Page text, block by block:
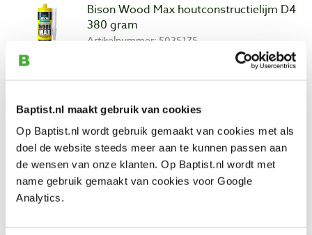
Baptist.nl maakt gebruik van cookies
Op Baptist.nl wordt gebruik gemaakt van cookies met als
doel de website steeds meer aan te kunnen passen aan
de wensen van onze klanten. Op Baptist.nl wordt met
name gebruik gemaakt van cookies voor Google
Analytics.
Bison Wood Max houtconstructielijm D4
380 gram
Artikelnummer: 5035175
€ 14,42 excl. btw
Bison Wood Max Express
houtconstructielijm D4 380 gram